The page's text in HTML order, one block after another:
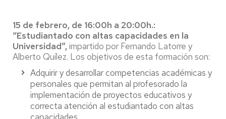
15 de febrero, de 16:00h a 20:00h.:
“Estudiantado con altas capacidades en la
Universidad”,impartido por Fernando Latorre y
Alberto Quílez. Los objetivos de esta formación son:
Adquirir y desarrollar competencias académicas y
personales que permitan al profesorado la
implementación de proyectos educativos y
correcta atención al estudiantado con altas